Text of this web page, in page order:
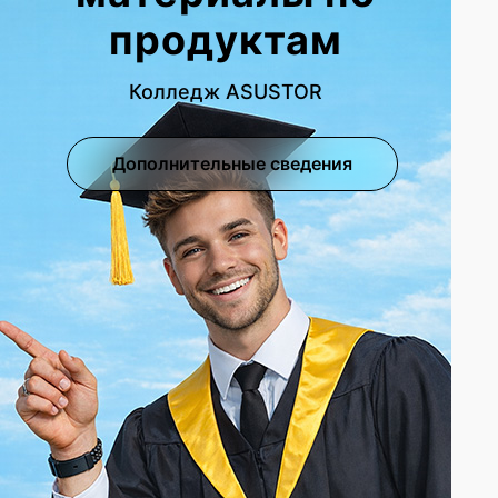
продуктам
Колледж ASUSTOR
Дополнительные сведения